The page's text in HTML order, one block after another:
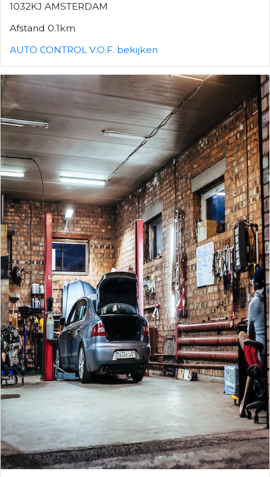
1032KJ AMSTERDAM
Afstand 0.1km
AUTO CONTROL V.O.F. bekijken